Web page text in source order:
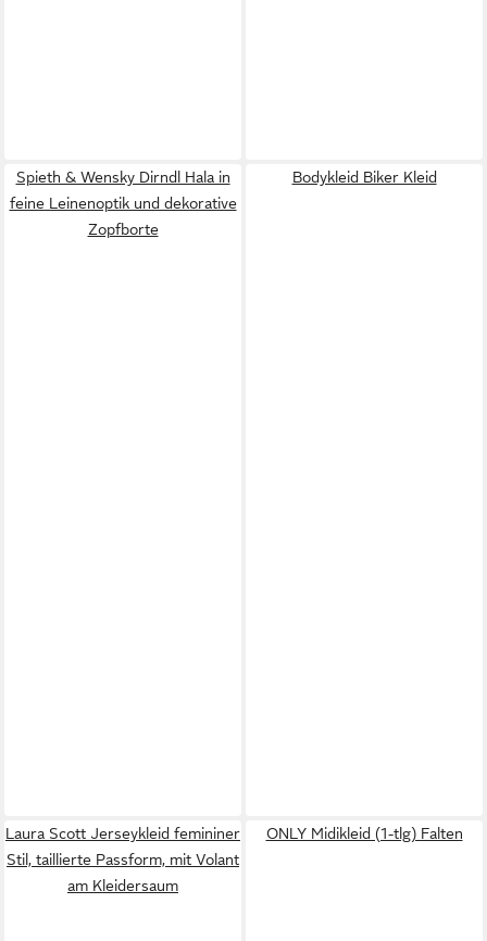
Spieth & Wensky Dirndl Hala in
feine Leinenoptik und dekorative
Zopfborte
Bodykleid Biker Kleid
Laura Scott Jerseykleid femininer
Stil, taillierte Passform, mit Volant
am Kleidersaum
ONLY Midikleid (1-tlg) Falten